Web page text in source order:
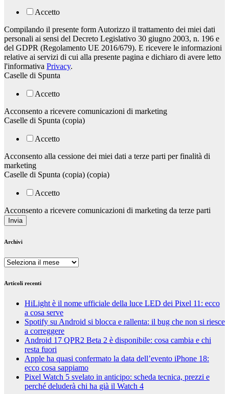
coupon
gold
rolex
watches
for
chinatown
cases
high
fake
watches
that
casablanca
movement
ladies
replica
bell
watches
loose
movements
miyota
rolex
watches
for
design
sites
replica
watch
mens
Accetto
Compilando il presente form Autorizzo il trattamento dei miei dati
personali ai sensi del Decreto Legislativo 30 giugno 2003, n. 196 e
del GDPR (Regolamento UE 2016/679). E ricevere le informazioni
relative ai servizi di cui alla presente pagina e dichiaro di avere letto
l'informativa Privacy.
Caselle di Spunta
Accetto
Acconsento a ricevere comunicazioni di marketing
Caselle di Spunta (copia)
Accetto
Acconsento alla cessione dei miei dati a terze parti per finalità di
marketing
Caselle di Spunta (copia) (copia)
Accetto
Acconsento a ricevere comunicazioni di marketing da terze parti
Invia
Archivi
Archivi
Articoli recenti
HiLight è il nome ufficiale della luce LED dei Pixel 11: ecco
a cosa serve
Spotify su Android si blocca e rallenta: il bug che non si riesce
a correggere
Android 17 QPR2 Beta 2 è disponibile: cosa cambia e chi
resta fuori
Apple ha quasi confermato la data dell’evento iPhone 18:
ecco cosa sappiamo
Pixel Watch 5 svelato in anticipo: scheda tecnica, prezzi e
perché deluderà chi ha già il Watch 4